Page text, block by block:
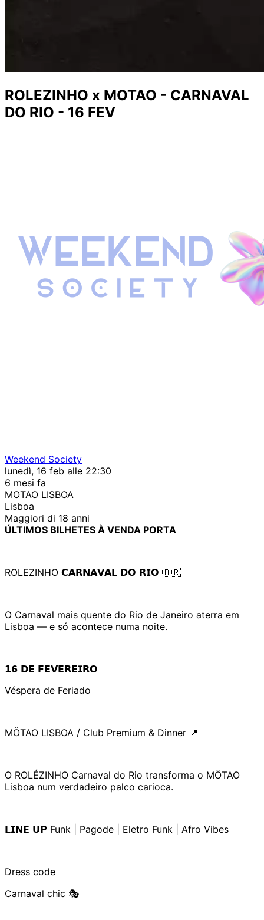
ROLEZINHO x MOTAO - CARNAVAL
DO RIO - 16 FEV
Weekend Society
lunedì, 16 feb alle 22:30
6 mesi fa
MOTAO LISBOA
Lisboa
Maggiori di 18 anni
ÚLTIMOS BILHETES À VENDA PORTA
ROLEZINHO 𝗖𝗔𝗥𝗡𝗔𝗩𝗔𝗟 𝗗𝗢 𝗥𝗜𝗢 🇧🇷
O Carnaval mais quente do Rio de Janeiro aterra em
Lisboa — e só acontece numa noite.
𝟭𝟲 𝗗𝗘 𝗙𝗘𝗩𝗘𝗥𝗘𝗜𝗥𝗢
Véspera de Feriado
MÖTAO LISBOA / Club Premium & Dinner 📍
O ROLÉZINHO Carnaval do Rio transforma o MÖTAO
Lisboa num verdadeiro palco carioca.
𝗟𝗜𝗡𝗘 𝗨𝗣 Funk | Pagode | Eletro Funk | Afro Vibes
Dress code
Carnaval chic 🎭